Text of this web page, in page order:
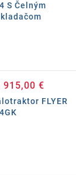
S Čelným
915,00 €Cena
FLYER